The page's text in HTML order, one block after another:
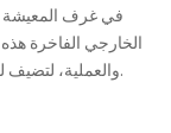
في غرف المعيشة
الخارجي الفاخرة
والعملية، لتضيف لمسة جمالية راقية وطبيعية إلى أي ديكور منزلي.